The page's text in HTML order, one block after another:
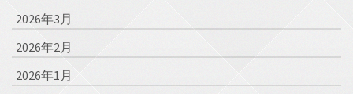
2026年3月
2026年2月
2026年1月